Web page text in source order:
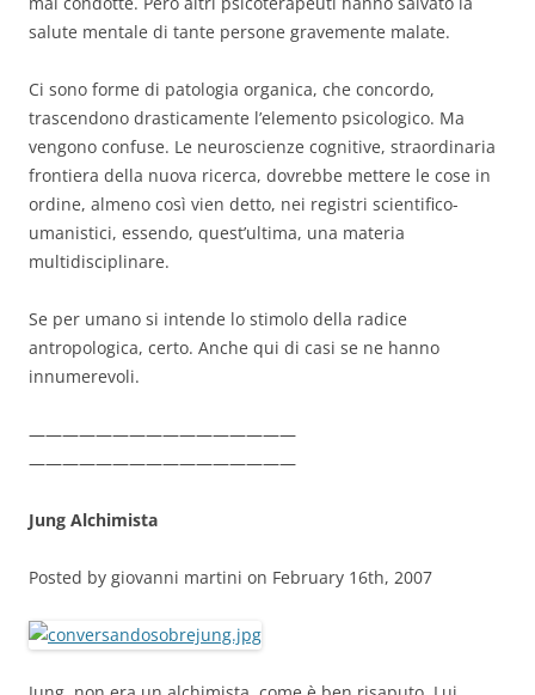
salute mentale di tante persone gravemente malate.
Ci sono forme di patologia organica, che concordo,
trascendono drasticamente l’elemento psicologico. Ma
vengono confuse. Le neuroscienze cognitive, straordinaria
frontiera della nuova ricerca, dovrebbe mettere le cose in
ordine, almeno così vien detto, nei registri scientifico-
umanistici, essendo, quest’ultima, una materia
multidisciplinare.
Se per umano si intende lo stimolo della radice
antropologica, certo. Anche qui di casi se ne hanno
innumerevoli.
————————————————
————————————————
Jung Alchimista
Posted by giovanni martini on February 16th, 2007